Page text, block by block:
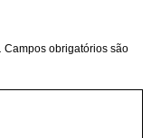
Campos obrigatórios são